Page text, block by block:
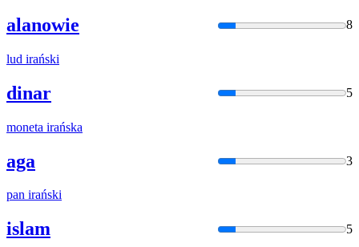
alanowie 8
lud irański
dinar 5
moneta irańska
aga 3
pan irański
islam 5